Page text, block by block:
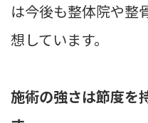
は今後も整体院や整
想しています。
施術の強さは節度を